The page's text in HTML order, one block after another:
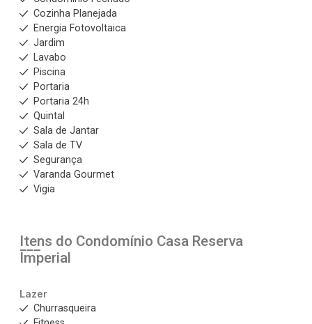
Cozinha Planejada
Energia Fotovoltaica
Jardim
Lavabo
Piscina
Portaria
Portaria 24h
Quintal
Sala de Jantar
Sala de TV
Segurança
Varanda Gourmet
Vigia
Itens do Condomínio Casa Reserva
Imperial
Lazer
Churrasqueira